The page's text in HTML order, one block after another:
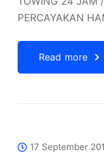
PERCAYAKAN
Read more
17 September